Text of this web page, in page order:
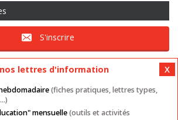
S'inscrire
Nos autres sites CGU
lettres d'information
(fiches pratiques, lettres types,
mensuelle(outils et activités